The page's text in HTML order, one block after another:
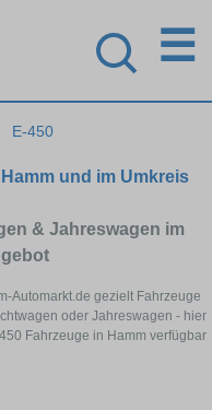
☰
E-450
und im Umkreis
& Jahreswagen im
Automarkt.de gezielt Fahrzeuge
oder Jahreswagen - hier
Fahrzeuge in Hamm verfügbar